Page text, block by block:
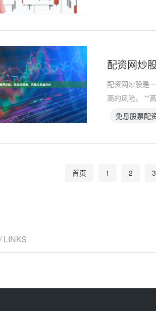
配资网炒
配资网炒股是
高的风险。 **
免息股票配
首页 1 2 3
/ LINKS